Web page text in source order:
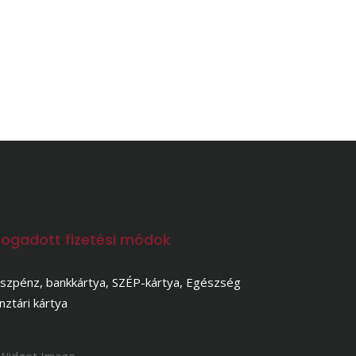
fizetési módok
bankkártya, SZÉP-kártya, Egészség
kártya